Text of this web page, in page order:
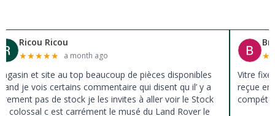
Ricou Ricou
★★★★★ a month ago
et site au top beaucoup de pièces disponibles
je vois certains commentaire qui disent qu il’ y a
pas de stock je les invites à aller voir le Stock
colossal c est carrément le musé du Land Rover le
★
Vitre
reçue